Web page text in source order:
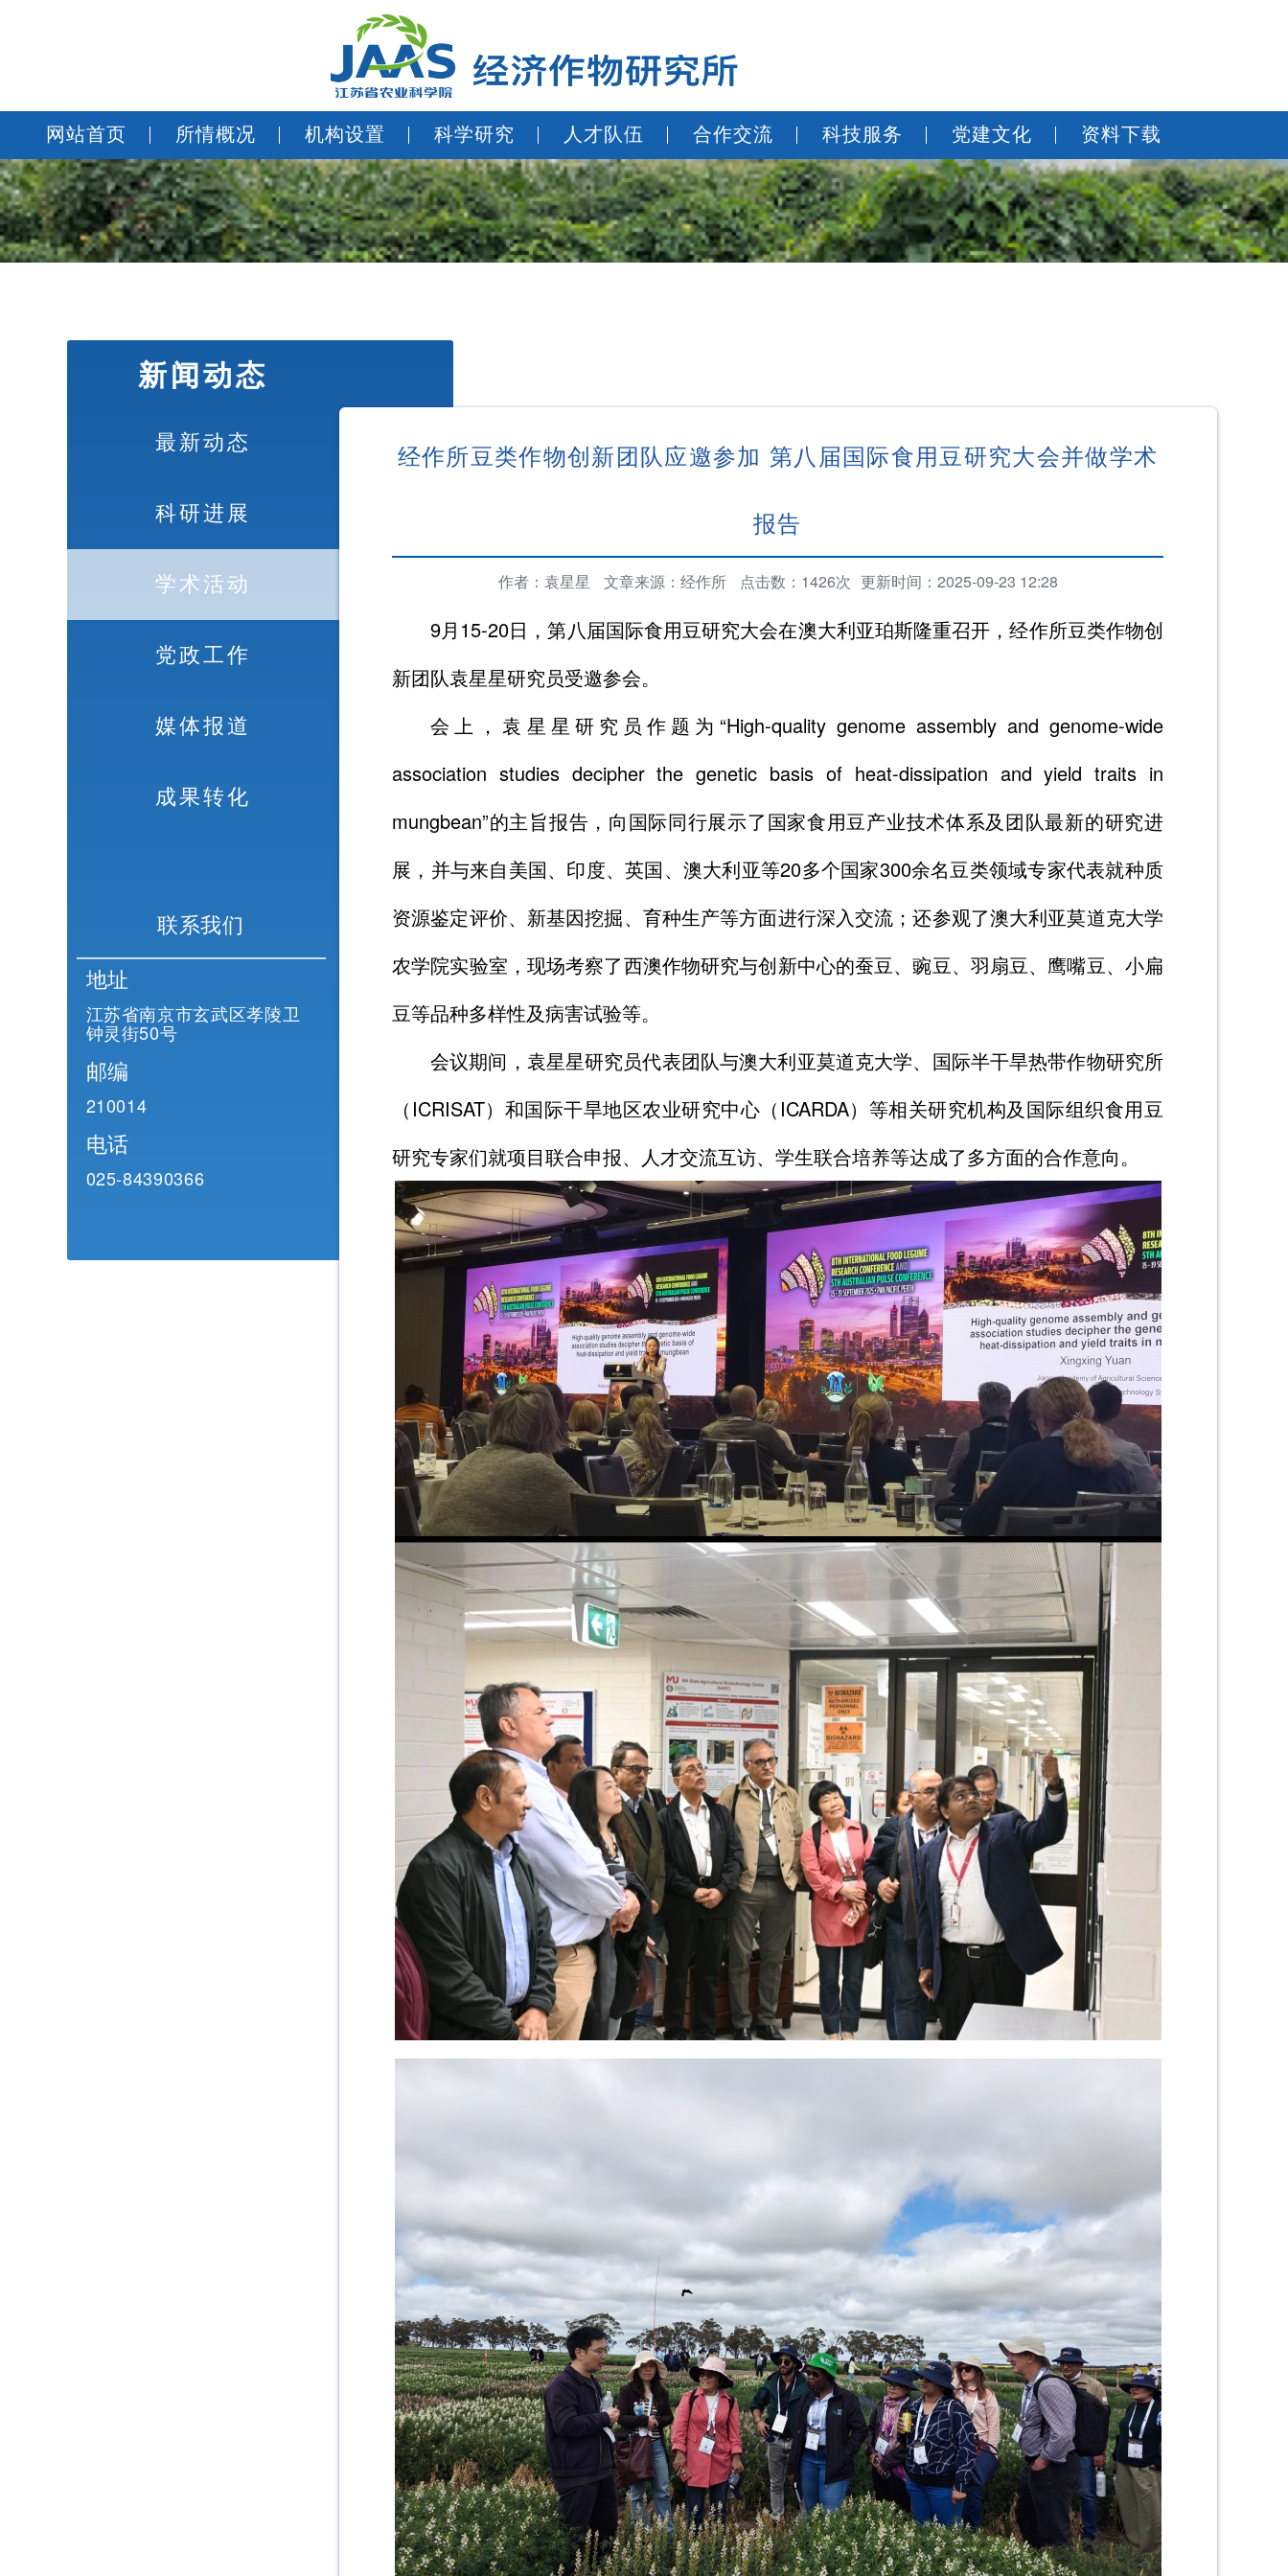
网站首页 所情概况 机构设置 科学研究 人才队伍 合作交流 科技服务 党建文化 资料下载
新闻动态
最新动态
科研进展
学术活动
党政工作
媒体报道
成果转化
联系我们
地址
江苏省南京市玄武区孝陵卫
钟灵街50号
邮编
210014
电话
025-84390366
经作所豆类作物创新团队应邀参加 第八届国际食用豆研究大会并做学术
报告
作者：袁星星 文章来源：经作所 点击数： 1426次 更新时间：2025-09-23 12:28
9月15-20日，第八届国际食用豆研究大会在澳大利亚珀斯隆重召开，经作所豆类作物创
新团队袁星星研究员受邀参会。
会上，袁星星研究员作题为“High-quality genome assembly and genome-wide
association studies decipher the genetic basis of heat-dissipation and yield traits in
mungbean”的主旨报告，向国际同行展示了国家食用豆产业技术体系及团队最新的研究进
展，并与来自美国、印度、英国、澳大利亚等20多个国家300余名豆类领域专家代表就种质
资源鉴定评价、新基因挖掘、育种生产等方面进行深入交流；还参观了澳大利亚莫道克大学
农学院实验室，现场考察了西澳作物研究与创新中心的蚕豆、豌豆、羽扇豆、鹰嘴豆、小扁
豆等品种多样性及病害试验等。
会议期间，袁星星研究员代表团队与澳大利亚莫道克大学、国际半干旱热带作物研究所
（ICRISAT）和国际干旱地区农业研究中心（ICARDA）等相关研究机构及国际组织食用豆
研究专家们就项目联合申报、人才交流互访、学生联合培养等达成了多方面的合作意向。